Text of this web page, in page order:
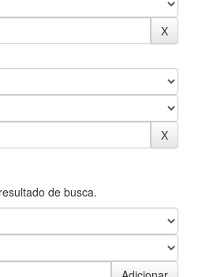
de busca.